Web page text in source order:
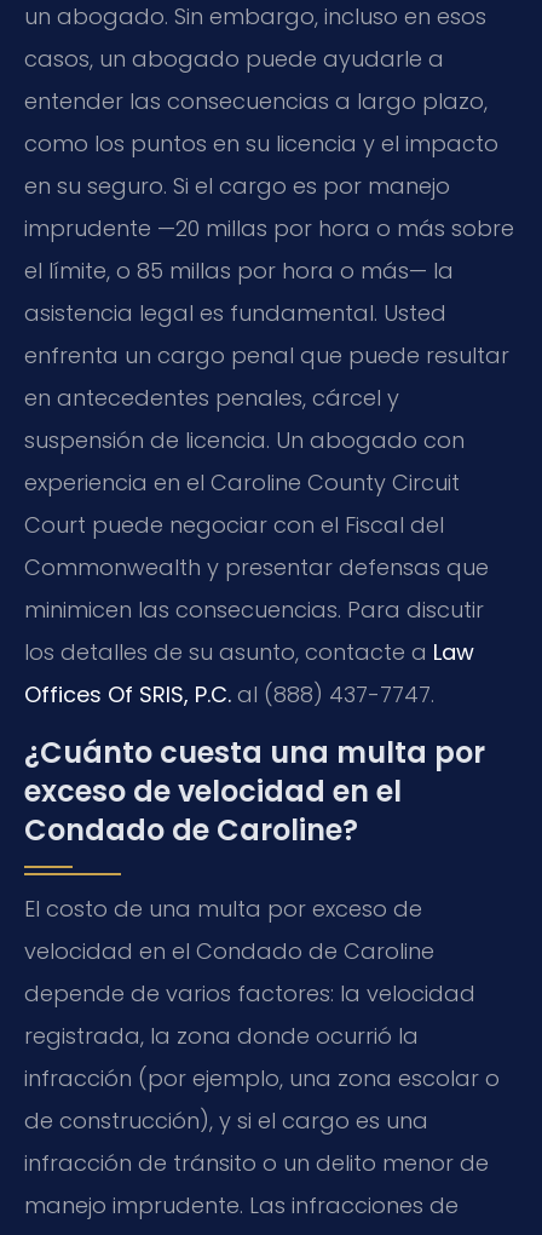
un abogado. Sin embargo, incluso en esos
casos, un abogado puede ayudarle a
entender las consecuencias a largo plazo,
como los puntos en su licencia y el impacto
en su seguro. Si el cargo es por manejo
imprudente —20 millas por hora o más sobre
el límite, o 85 millas por hora o más— la
asistencia legal es fundamental. Usted
enfrenta un cargo penal que puede resultar
en antecedentes penales, cárcel y
suspensión de licencia. Un abogado con
experiencia en el Caroline County Circuit
Court puede negociar con el Fiscal del
Commonwealth y presentar defensas que
minimicen las consecuencias. Para discutir
los detalles de su asunto, contacte a Law
Offices Of SRIS, P.C. al (888) 437-7747.
¿Cuánto cuesta una multa por
exceso de velocidad en el
Condado de Caroline?
El costo de una multa por exceso de
velocidad en el Condado de Caroline
depende de varios factores: la velocidad
registrada, la zona donde ocurrió la
infracción (por ejemplo, una zona escolar o
de construcción), y si el cargo es una
infracción de tránsito o un delito menor de
manejo imprudente. Las infracciones de